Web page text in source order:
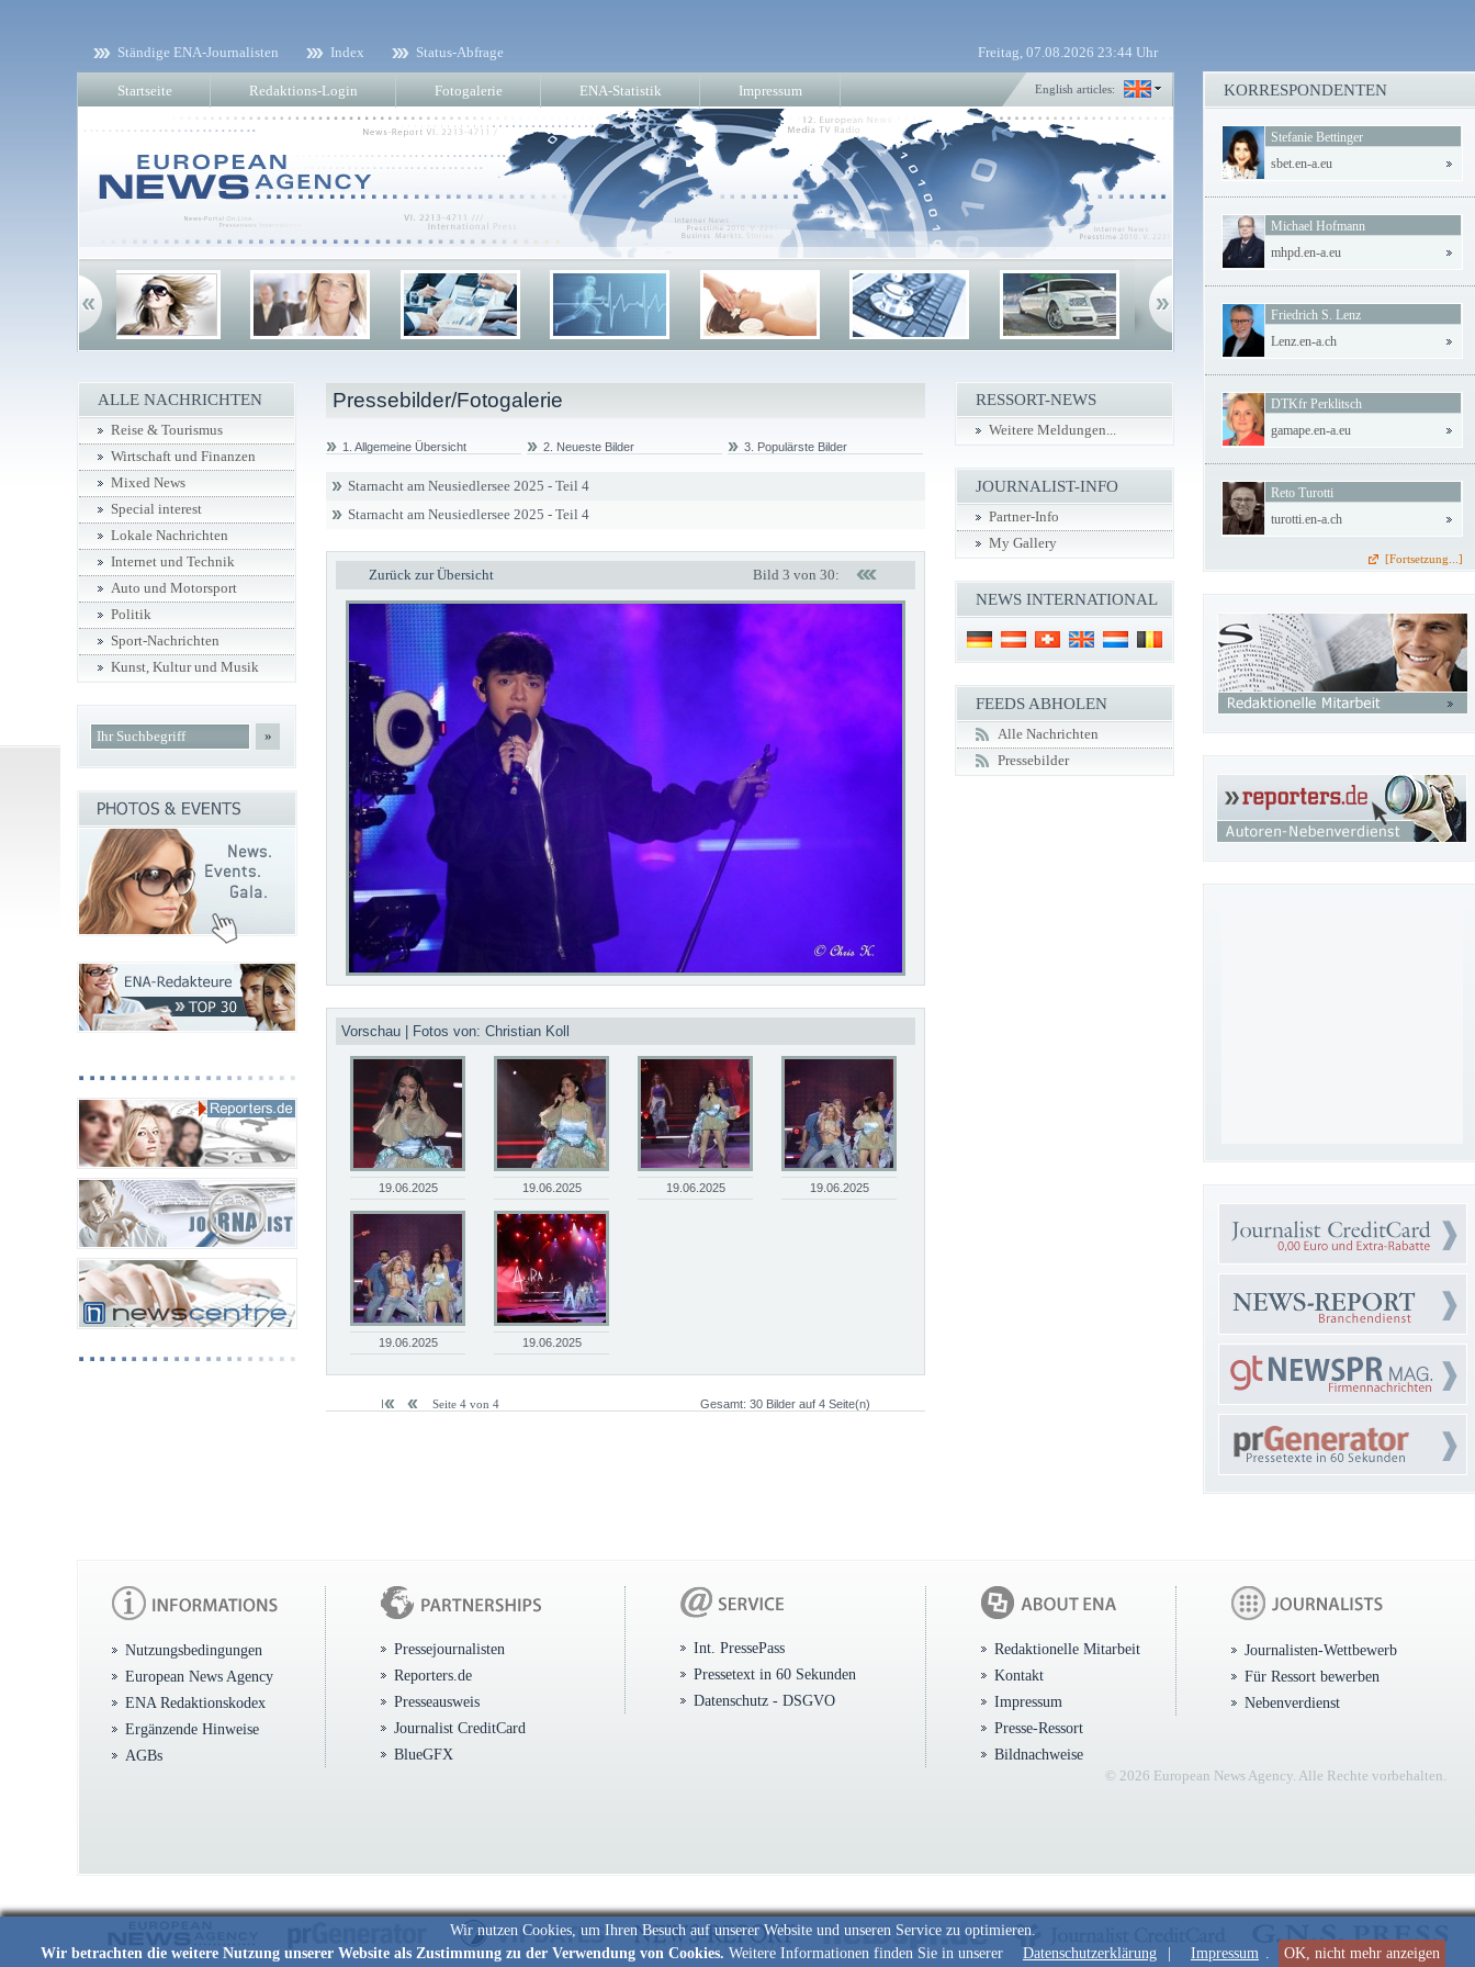
Wir nutzen Cookies, um Ihren Besuch auf unserer Website und unseren Service zu optimieren.
Wir betrachten die weitere Nutzung unserer Website als Zustimmung zu der Verwendung von Cookies. Weitere Informationen finden Sie in unserer Datenschutzerklärung Impressum . OK, nicht mehr anzeigen
Ständige ENA-Journalisten Index Status-Abfrage Freitag, 07.08.2026 23:44 Uhr
Startseite Redaktions-Login Fotogalerie ENA-Statistik Impressum English articles:
Pressebilder/Fotogalerie
1. Allgemeine Übersicht 2. Neueste Bilder 3. Populärste Bilder
Starnacht am Neusiedlersee 2025 - Teil 4
Starnacht am Neusiedlersee 2025 - Teil 4
Zurück zur Übersicht Bild 3 von 30:
Vorschau | Fotos von: Christian Koll
19.06.2025 19.06.2025 19.06.2025 19.06.2025
19.06.2025 19.06.2025
Seite 4 von 4 Gesamt: 30 Bilder auf 4 Seite(n)
ALLE NACHRICHTEN
Reise & Tourismus
Wirtschaft und Finanzen
Mixed News
Special interest
Lokale Nachrichten
Internet und Technik
Auto und Motorsport
Politik
Sport-Nachrichten
Kunst, Kultur und Musik
»
RESSORT-NEWS
Weitere Meldungen...
JOURNALIST-INFO
Partner-Info
My Gallery
NEWS INTERNATIONAL
FEEDS ABHOLEN
Alle Nachrichten
Pressebilder
KORRESPONDENTEN
Stefanie Bettinger
sbet.en-a.eu
Michael Hofmann
mhpd.en-a.eu
Friedrich S. Lenz
Lenz.en-a.ch
DTKfr Perklitsch
gamape.en-a.eu
Reto Turotti
turotti.en-a.ch
[Fortsetzung...]
Nutzungsbedingungen
European News Agency
ENA Redaktionskodex
Ergänzende Hinweise
AGBs
Pressejournalisten
Reporters.de
Presseausweis
Journalist CreditCard
BlueGFX
Int. PressePass
Pressetext in 60 Sekunden
Datenschutz - DSGVO
Redaktionelle Mitarbeit
Kontakt
Impressum
Presse-Ressort
Bildnachweise
Journalisten-Wettbewerb
Für Ressort bewerben
Nebenverdienst
© 2026 European News Agency. Alle Rechte vorbehalten.